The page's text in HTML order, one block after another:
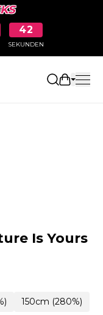
42
SEKUNDEN
Is Yours
150cm (280%)